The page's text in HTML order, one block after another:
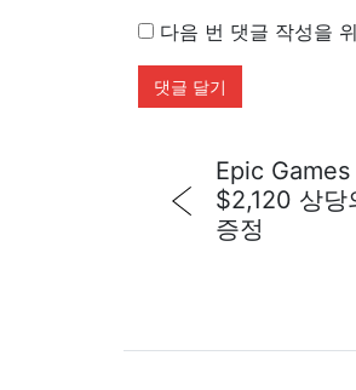
다음 번 댓글 작성을
Epic
$2,120 상당
증정